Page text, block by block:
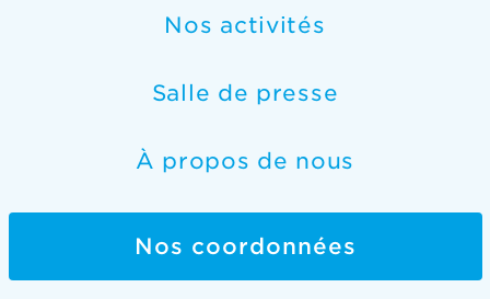
Nos activités
Salle de presse
À propos de nous
Nos coordonnées